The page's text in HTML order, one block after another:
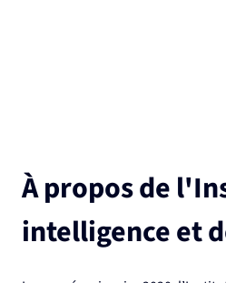
À propos de
intelligence et